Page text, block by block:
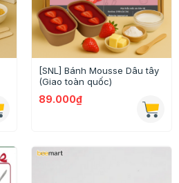
[SNL] Bánh Mousse Dâu tây
(Giao toàn quốc)
89.000₫